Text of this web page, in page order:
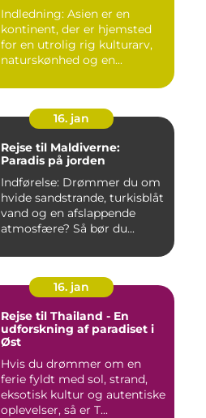
Indledning: Asien er en
kontinent, der er hjemsted
for en utrolig rig kulturarv,
naturskønhed og en...
16. jan
Rejse til Maldiverne:
Paradis på jorden
Indførelse: Drømmer du om
hvide sandstrande, turkisblåt
vand og en afslappende
atmosfære? Så bør du...
16. jan
Rejse til Thailand - En
udforskning af paradiset i
Øst
Hvis du drømmer om en
ferie fyldt med sol, strand,
eksotisk kultur og autentiske
oplevelser, så er T...